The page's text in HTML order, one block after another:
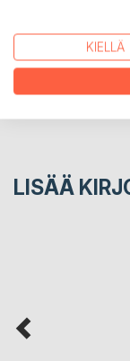
LUKIJA-
LISÄÄ
KIELLÄ